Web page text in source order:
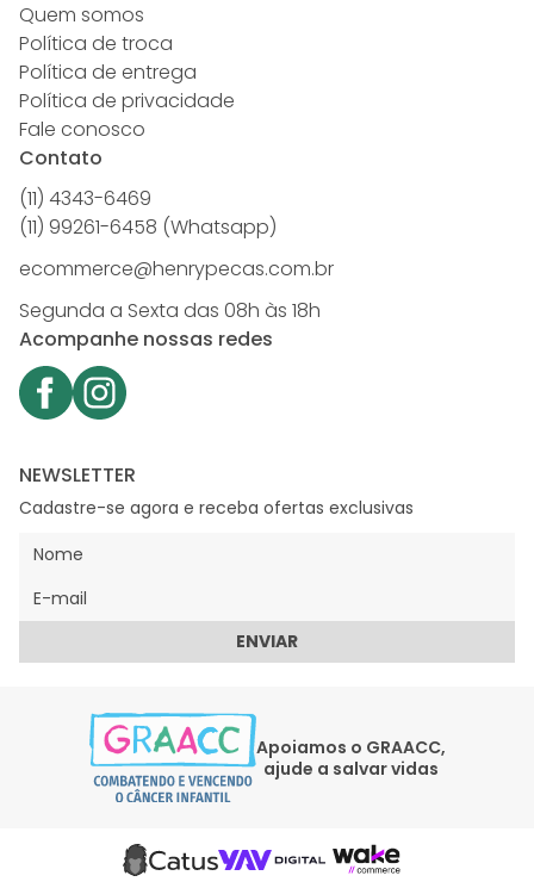
Quem somos
Política de troca
Política de entrega
Política de privacidade
Fale conosco
Contato
(11) 4343-6469
(11) 99261-6458 (Whatsapp)
ecommerce@henrypecas.com.br
Segunda a Sexta das 08h às 18h
Acompanhe nossas redes
NEWSLETTER
Cadastre-se agora e receba ofertas exclusivas
ENVIAR
Apoiamos o GRAACC,
ajude a salvar vidas